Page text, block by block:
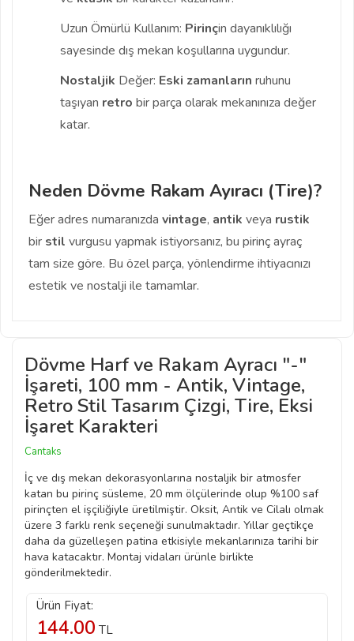
Uzun Ömürlü Kullanım: Pirinçin dayanıklılığı
sayesinde dış mekan koşullarına uygundur.
Nostaljik Değer: Eski zamanların ruhunu
taşıyan retro bir parça olarak mekanınıza değer
katar.
Neden Dövme Rakam Ayıracı (Tire)?
Eğer adres numaranızda vintage, antik veya rustik
bir stil vurgusu yapmak istiyorsanız, bu pirinç ayraç
tam size göre. Bu özel parça, yönlendirme ihtiyacınızı
estetik ve nostalji ile tamamlar.
Dövme Harf ve Rakam Ayracı "-"
İşareti, 100 mm - Antik, Vintage,
Retro Stil Tasarım Çizgi, Tire, Eksi
İşaret Karakteri
Cantaks
İç ve dış mekan dekorasyonlarına nostaljik bir atmosfer
katan bu pirinç süsleme, 20 mm ölçülerinde olup %100 saf
pirinçten el işçiliğiyle üretilmiştir. Oksit, Antik ve Cilalı olmak
üzere 3 farklı renk seçeneği sunulmaktadır. Yıllar geçtikçe
daha da güzelleşen patina etkisiyle mekanlarınıza tarihi bir
hava katacaktır. Montaj vidaları ürünle birlikte
gönderilmektedir.
Ürün Fiyat:
144.00 TL